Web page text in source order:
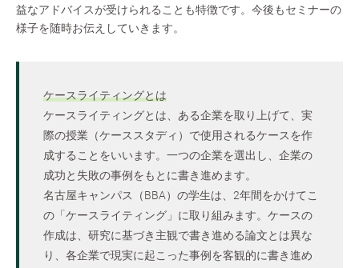
益なアドバイスが受けられることも特徴です。今後もセミナーの
様子を随時お伝えしていきます。
ケースライティングとは
ケースライティングとは、ある企業を取り上げて、実
際の授業（ケーススタディ）で使用されるケースを作
成することをいいます。一つの企業を選出し、企業の
成功と失敗の事例をもとに書き進めます。
名古屋キャンパス（BBA）の学生は、2年間をかけてこ
の「ケースライティング」に取り組みます。ケースの
作成は、研究に基づき主観で書き進める論文とは異な
り、各企業で現実に起こった事例を客観的に書き進め